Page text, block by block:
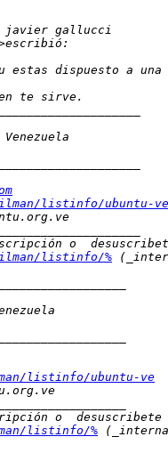
listinfo/ubuntu-ve
listinfo/%
listinfo/ubuntu-ve
listinfo/%